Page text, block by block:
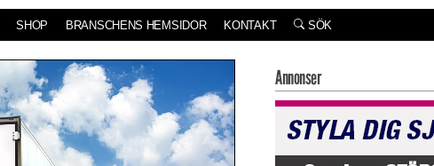
SHOP BRANSCHENS HEMSIDOR KONTAKT SÖK
Annonser